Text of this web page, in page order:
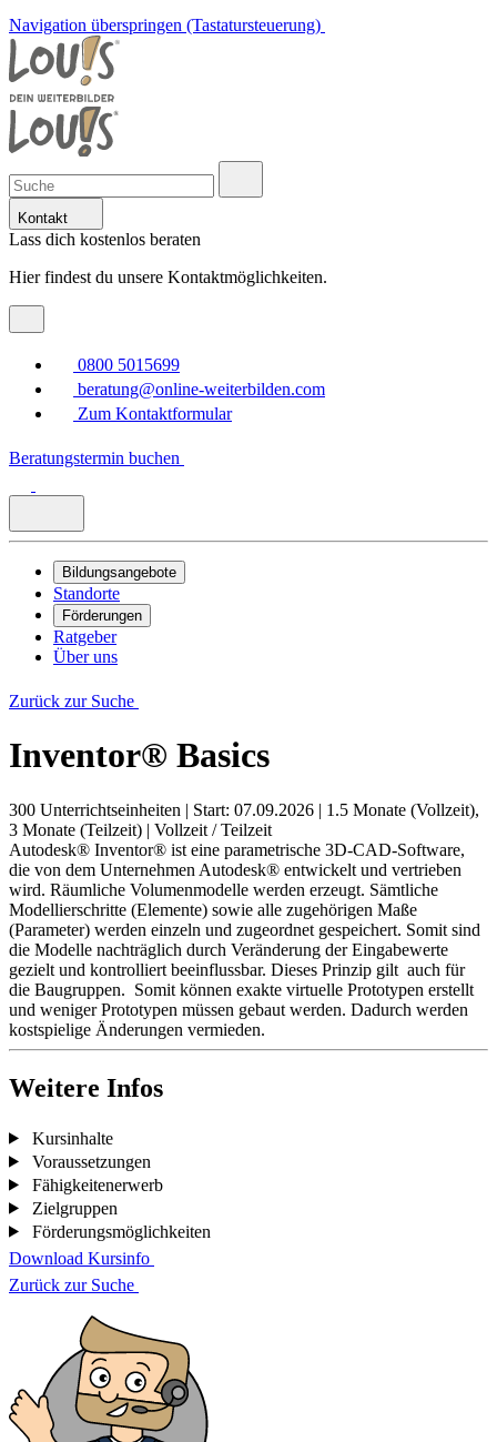
Navigation überspringen (Tastatursteuerung)
Kontakt
Lass dich kostenlos beraten
Hier findest du unsere Kontaktmöglichkeiten.
0800 5015699
beratung@online-weiterbilden.com
Zum Kontaktformular
Beratungstermin buchen
Bildungsangebote
Standorte
Förderungen
Ratgeber
Über uns
Zurück zur Suche
Inventor® Basics
300 Unterrichtseinheiten | Start: 07.09.2026 | 1.5 Monate (Vollzeit),
3 Monate (Teilzeit) | Vollzeit / Teilzeit
Autodesk® Inventor® ist eine parametrische 3D-CAD-Software,
die von dem Unternehmen Autodesk® entwickelt und vertrieben
wird. Räumliche Volumenmodelle werden erzeugt. Sämtliche
Modellierschritte (Elemente) sowie alle zugehörigen Maße
(Parameter) werden einzeln und zugeordnet gespeichert. Somit sind
die Modelle nachträglich durch Veränderung der Eingabewerte
gezielt und kontrolliert beeinflussbar. Dieses Prinzip gilt auch für
die Baugruppen. Somit können exakte virtuelle Prototypen erstellt
und weniger Prototypen müssen gebaut werden. Dadurch werden
kostspielige Änderungen vermieden.
Weitere Infos
Kursinhalte
Voraussetzungen
Fähigkeitenerwerb
Zielgruppen
Förderungsmöglichkeiten
Download Kursinfo
Zurück zur Suche